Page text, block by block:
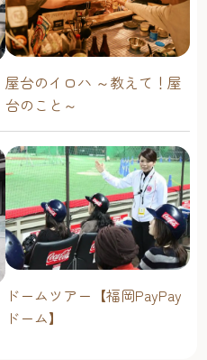
屋台のイロハ ～教えて！屋
台のこと～
ドームツアー【福岡PayPay
ドーム】